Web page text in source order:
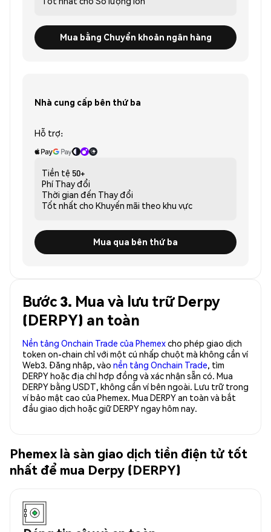
Mua bằng Chuyển khoản ngân hàng
Nhà cung cấp bên thứ ba
Hỗ trợ:
Tiền tệ 50+
Phí Thay đổi
Thời gian đến Thay đổi
Tốt nhất cho Khuyến mãi theo khu vực
Mua qua bên thứ ba
Bước 3. Mua và lưu trữ Derpy
(DERPY) an toàn
Nền tảng Onchain Trade của Phemexcho phép giao dịch
token on-chain chỉ với một cú nhấp chuột mà không cần ví
Web3. Đăng nhập, vào nền tảng Onchain Trade, tìm
DERPY hoặc địa chỉ hợp đồng và xác nhận sẵn có. Mua
DERPY bằng USDT, không cần ví bên ngoài. Lưu trữ trong
ví bảo mật cao của Phemex. Mua DERPY an toàn và bắt
đầu giao dịch hoặc giữ DERPY ngay hôm nay.
Phemex là sàn giao dịch tiền điện tử tốt
nhất để mua Derpy (DERPY)